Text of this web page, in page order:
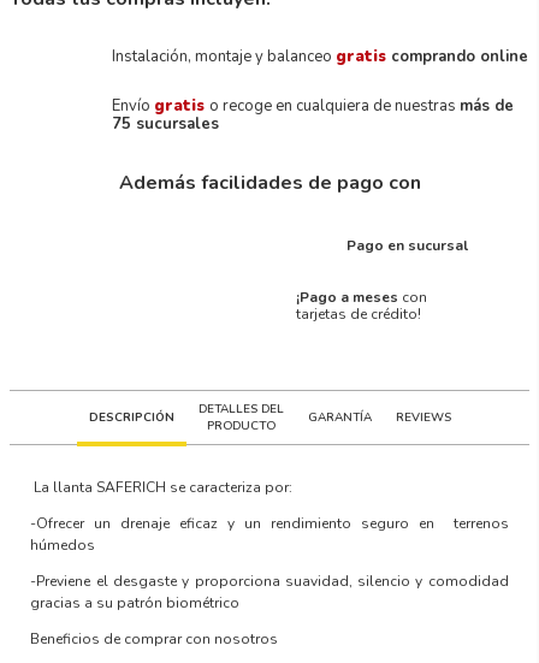
Instalación, montaje y balanceo gratis comprando online
Envío gratis o recoge en cualquiera de nuestras más de
75 sucursales
Además facilidades de pago con
Pago en sucursal
¡Pago a meses con
tarjetas de crédito!
DESCRIPCIÓN
DETALLES DEL
PRODUCTO
GARANTÍA REVIEWS
La llantaSAFERICH se caracteriza por:
-Ofrecer un drenaje eficaz y un rendimiento seguro en terrenos
húmedos
-Previene el desgaste y proporciona suavidad, silencio y comodidad
gracias a su patrón biométrico
Beneficios de comprar con nosotros